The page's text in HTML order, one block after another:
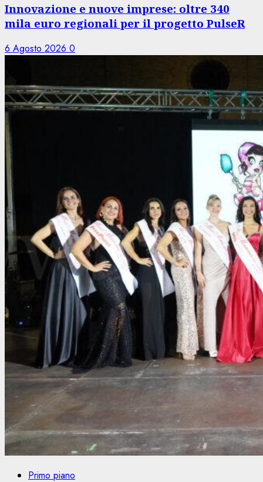
Innovazione e nuove imprese: oltre 340
mila euro regionali per il progetto PulseR
6 Agosto 2026 0
Primo piano